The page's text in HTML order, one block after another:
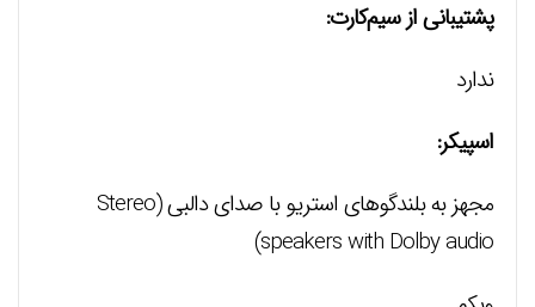
پشتیبانی از سیم‌کارت:
ندارد
اسپیکر:
مجهز به بلندگوهای استریو با صدای دالبی (Stereo
speakers with Dolby audio)